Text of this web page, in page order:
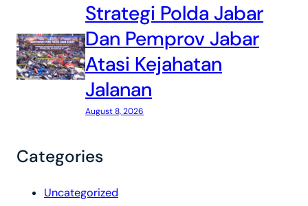
Strategi Polda Jabar
Dan Pemprov Jabar
Atasi Kejahatan
Jalanan
August 8, 2026
Categories
Uncategorized